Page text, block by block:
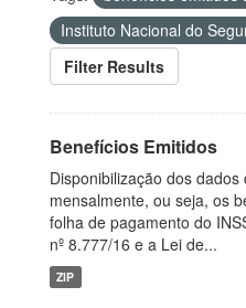
Instituto Nacional do
Filter Results
Benefícios Emitidos
Disponibilização dos
mensalmente, ou seja, os
folha de pagamento do
nº 8.777/16 e a Lei de...
ZIP